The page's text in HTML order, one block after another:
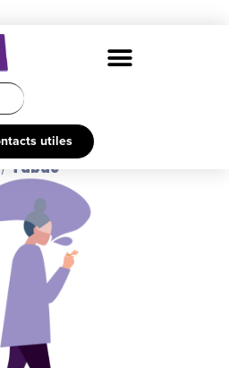
utiles
/ Tabac